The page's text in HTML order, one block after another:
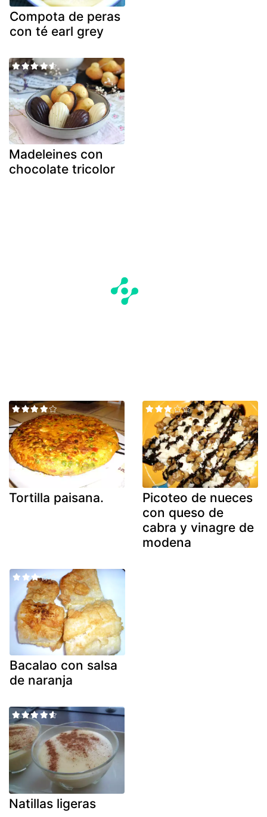
Compota de peras
con té earl grey
Madeleines con
chocolate tricolor
Tortilla paisana.
Picoteo de nueces
con queso de
cabra y vinagre de
modena
Bacalao con salsa
de naranja
Natillas ligeras